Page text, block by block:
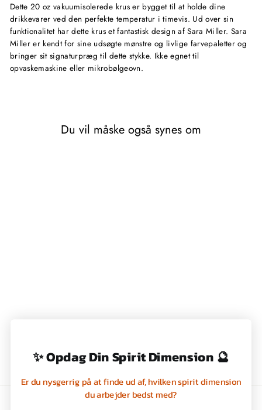
Dette 20 oz vakuumisolerede krus er bygget til at holde dine
drikkevarer ved den perfekte temperatur i timevis. Ud over sin
funktionalitet har dette krus et fantastisk design af Sara Miller. Sara
Miller er kendt for sine udsøgte mønstre og livlige farvepaletter og
bringer sit signaturpræg til dette stykke. Ikke egnet til
opvaskemaskine eller mikrobølgeovn.
Du vil måske også synes om
✨ Opdag Din Spirit Dimension 🔮
Er du nysgerrig på at finde ud af, hvilken spirit dimension
du arbejder bedst med?